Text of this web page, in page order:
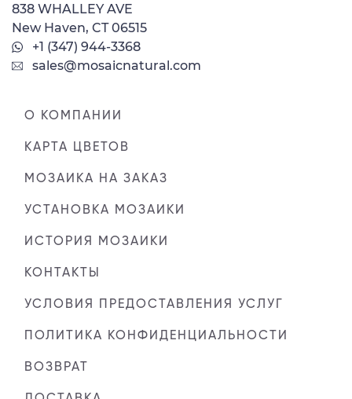
838 WHALLEY AVE
New Haven, CT 06515
+1 (347) 944-3368
sales@mosaicnatural.com
О КОМПАНИИ
КАРТА ЦВЕТОВ
МОЗАИКА НА ЗАКАЗ
УСТАНОВКА МОЗАИКИ
ИСТОРИЯ МОЗАИКИ
КОНТАКТЫ
УСЛОВИЯ ПРЕДОСТАВЛЕНИЯ УСЛУГ
ПОЛИТИКА КОНФИДЕНЦИАЛЬНОСТИ
ВОЗВРАТ